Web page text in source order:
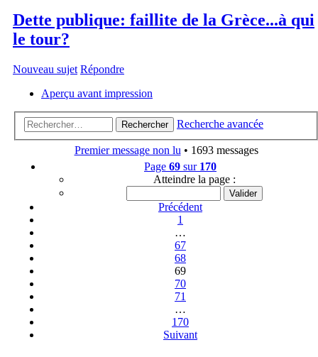
Dette publique: faillite de la Grèce...à qui
le tour?
Nouveau sujet Répondre
Aperçu avant impression
Rechercher Recherche avancée
Premier message non lu • 1693 messages
Page 69 sur 170
Atteindre la page :
Précédent
1
…
67
68
69
70
71
…
170
Suivant